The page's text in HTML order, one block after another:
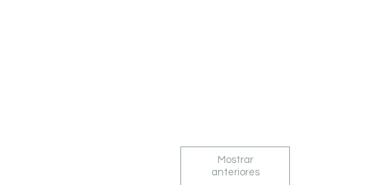
Mostrar
anteriores